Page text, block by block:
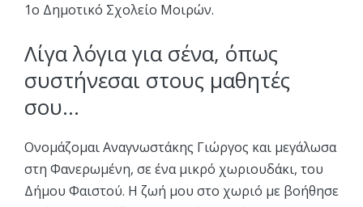
1ο Δημοτικό Σχολείο Μοιρών.
Λίγα λόγια για σένα, όπως
συστήνεσαι στους μαθητές
σου…
Ονομάζομαι Αναγνωστάκης Γιώργος και μεγάλωσα
στη Φανερωμένη, σε ένα μικρό χωριουδάκι, του
Δήμου Φαιστού. Η ζωή μου στο χωριό με βοήθησε